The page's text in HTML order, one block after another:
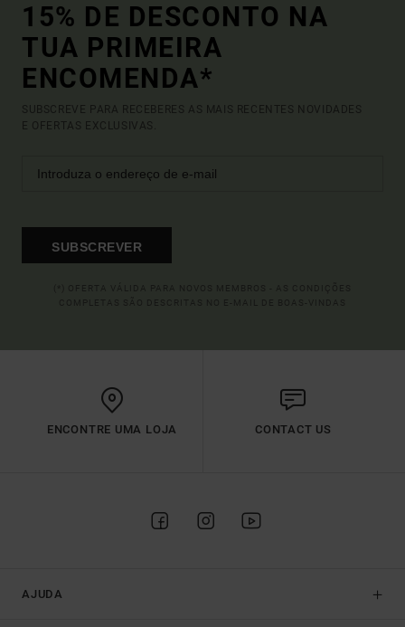
15% DE DESCONTO NA
TUA PRIMEIRA
ENCOMENDA*
SUBSCREVE PARA RECEBERES AS MAIS RECENTES NOVIDADES
E OFERTAS EXCLUSIVAS.
SUBSCREVER
ENCONTRE UMA LOJA CONTACT US
AJUDA